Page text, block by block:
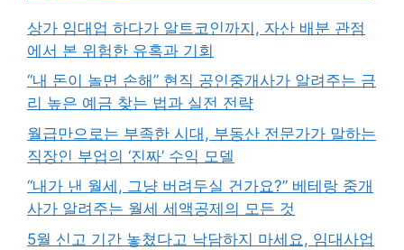
상가 임대업 하다가 알트코인까지, 자산 배분 관점
에서 본 위험한 유혹과 기회
“내 돈이 놀면 손해” 현직 공인중개사가 알려주는 금
리 높은 예금 찾는 법과 실전 전략
월급만으로는 부족한 시대, 부동산 전문가가 말하는
직장인 부업의 ‘진짜’ 수익 모델
“내가 낸 월세, 그냥 버려두실 건가요?” 베테랑 중개
사가 알려주는 월세 세액공제의 모든 것
5월 신고 기간 놓쳤다고 낙담하지 마세요, 임대사업